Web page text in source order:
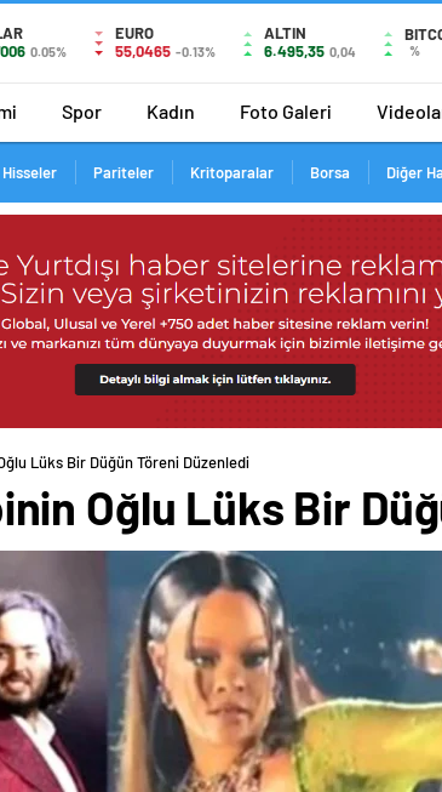
0.05%
EURO
55,0465 -0.13%
ALTIN
6.495,35 0,04 %
Spor Kadın Foto Galeri
Hisseler Pariteler Kritoparalar Borsa Diğer
Lüks Bir Düğün Töreni Düzenledi
Oğlu Lüks Bir